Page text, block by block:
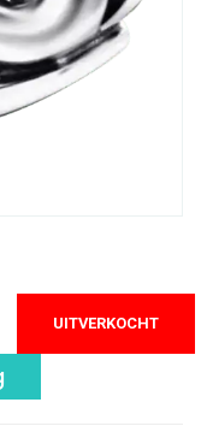
UITVERKOCHT